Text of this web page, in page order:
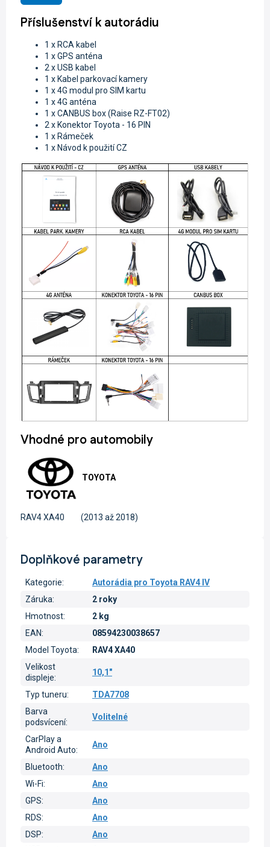
Příslušenství k autorádiu
1 x RCA kabel
1 x GPS anténa
2 x USB kabel
1 x Kabel parkovací kamery
1 x 4G modul pro SIM kartu
1 x 4G anténa
1 x CANBUS box (Raise RZ-FT02)
2 x Konektor Toyota - 16 PIN
1 x Rámeček
1 x Návod k použití CZ
Vhodné pro automobily
TOYOTA
RAV4 XA40 (2013 až 2018)
Doplňkové parametry
Kategorie:
Autorádia pro Toyota RAV4 IV
Záruka:
2 roky
Hmotnost:
2 kg
EAN:
08594230038657
Model Toyota:
RAV4 XA40
Velikost
displeje:
10,1"
Typ tuneru:
TDA7708
Barva
podsvícení:
Volitelné
CarPlay a
Android Auto:
Ano
Bluetooth:
Ano
Wi-Fi:
Ano
GPS:
Ano
RDS:
Ano
DSP:
Ano